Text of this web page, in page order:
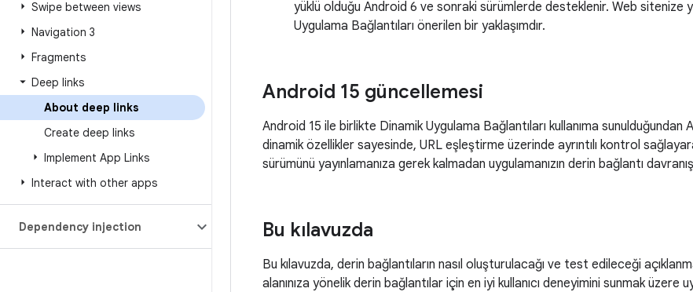
Swipe between views
Navigation 3
Fragments
Deep links
About deep links
Create deep links
Implement App Links
Interact with other apps
Dependency injection
yüklü olduğu Android 6 ve sonraki sürümlerde desteklenir. Web sitenize
Uygulama Bağlantıları önerilen bir yaklaşımdır.
Android 15 güncellemesi
Android 15 ile birlikte Dinamik Uygulama Bağlantıları kullanıma sunulduğundan
dinamik özellikler sayesinde, URL eşleştirme üzerinde ayrıntılı kontrol
sürümünü yayınlamanıza gerek kalmadan uygulamanızın derin bağlantı
Bu kılavuzda
Bu kılavuzda, derin bağlantıların nasıl oluşturulacağı ve test edileceği
alanınıza yönelik derin bağlantılar için en iyi kullanıcı deneyimini sunmak üzere